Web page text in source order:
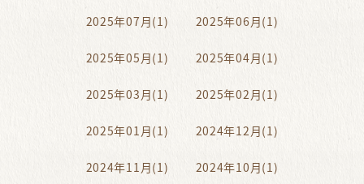
2025年07月(1) 2025年06月(1)
2025年05月(1) 2025年04月(1)
2025年03月(1) 2025年02月(1)
2025年01月(1) 2024年12月(1)
2024年11月(1) 2024年10月(1)